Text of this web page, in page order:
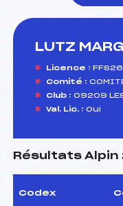
LUTZ
Licence :
Comité :
Club : 09209 LES
Val. Lic. : Oui
Résultats Alpin
Codex